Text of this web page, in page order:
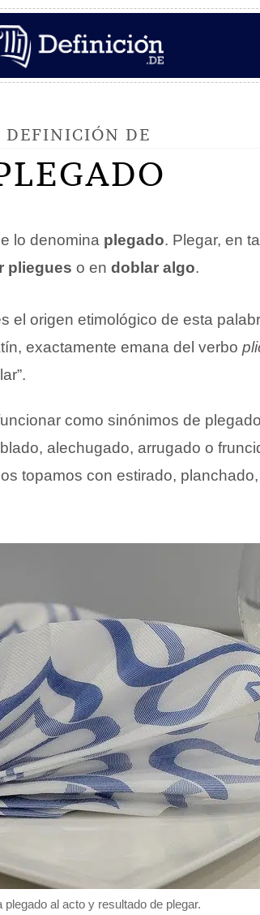
DEFINICIÓN DE
plegado al acto y resultado de plegar.
lo denomina plegado. Plegar, en
pliegues o en doblar algo.
el origen etimológico de esta
exactamente emana del verbo
como sinónimos de
alechugado, arrugado o
topamos con estirado,